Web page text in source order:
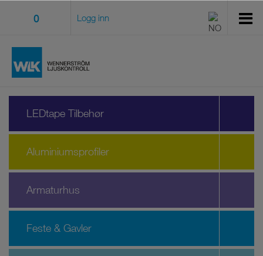
0 Logg inn
LEDtape Tilbehør
Aluminiumsprofiler
Armaturhus
Feste & Gavler